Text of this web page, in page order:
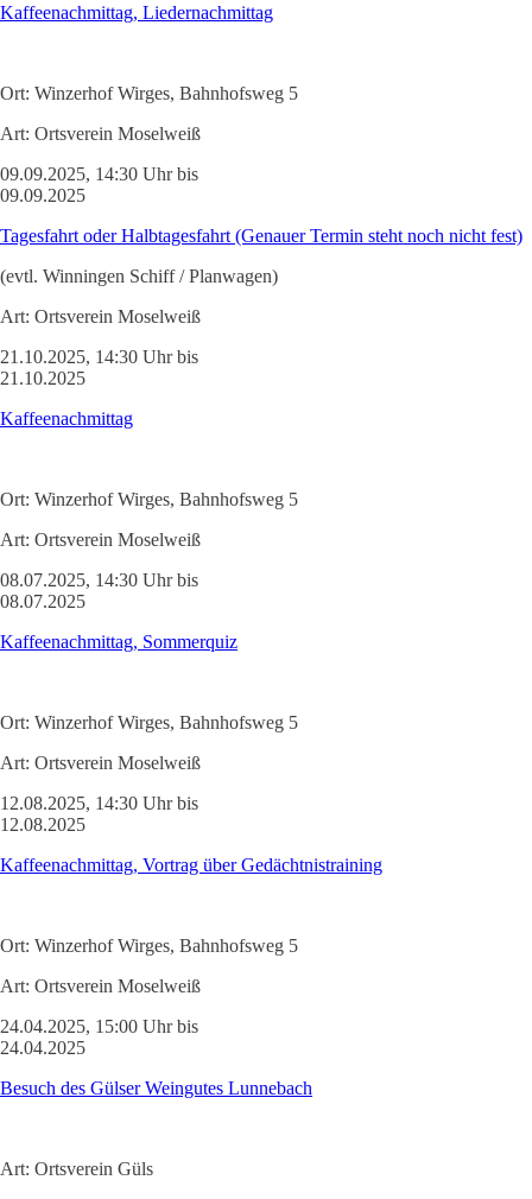
Kaffeenachmittag, Liedernachmittag
Ort: Winzerhof Wirges, Bahnhofsweg 5
Art: Ortsverein Moselweiß
09.09.2025, 14:30 Uhr bis
09.09.2025
Tagesfahrt oder Halbtagesfahrt (Genauer Termin steht noch nicht fest)
(evtl. Winningen Schiff / Planwagen)
Art: Ortsverein Moselweiß
21.10.2025, 14:30 Uhr bis
21.10.2025
Kaffeenachmittag
Ort: Winzerhof Wirges, Bahnhofsweg 5
Art: Ortsverein Moselweiß
08.07.2025, 14:30 Uhr bis
08.07.2025
Kaffeenachmittag, Sommerquiz
Ort: Winzerhof Wirges, Bahnhofsweg 5
Art: Ortsverein Moselweiß
12.08.2025, 14:30 Uhr bis
12.08.2025
Kaffeenachmittag, Vortrag über Gedächtnistraining
Ort: Winzerhof Wirges, Bahnhofsweg 5
Art: Ortsverein Moselweiß
24.04.2025, 15:00 Uhr bis
24.04.2025
Besuch des Gülser Weingutes Lunnebach
Art: Ortsverein Güls